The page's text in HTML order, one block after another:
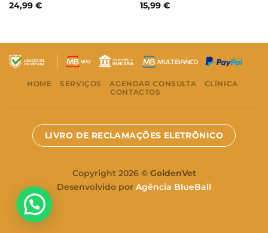
24,99 €
15,99 €
HOME SERVIÇOS AGENDAR CONSULTA
CLÍNICA
CONTACTOS
LIVRO DE RECLAMAÇÕES ELETRÔNICO
Copyright 2026 © GoldenVet
Desenvolvido por Agência BlueBall